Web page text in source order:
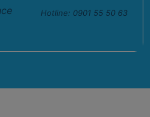
Hotline: 0901 55 50 63